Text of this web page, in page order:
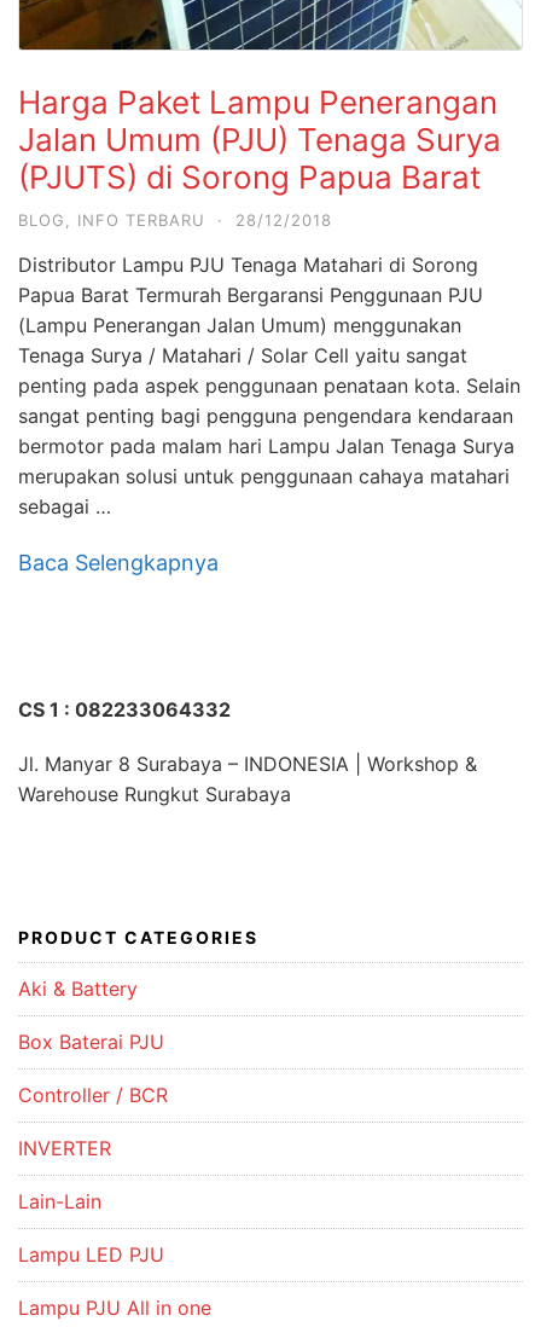
Harga Paket Lampu Penerangan
Jalan Umum (PJU) Tenaga Surya
(PJUTS) di Sorong Papua Barat
BLOG INFO TERBARU · 28/12/2018
Distributor Lampu PJU Tenaga Matahari di Sorong
Papua Barat Termurah Bergaransi Penggunaan PJU
(Lampu Penerangan Jalan Umum) menggunakan
Tenaga Surya / Matahari / Solar Cell yaitu sangat
penting pada aspek penggunaan penataan kota. Selain
sangat penting bagi pengguna pengendara kendaraan
bermotor pada malam hari Lampu Jalan Tenaga Surya
merupakan solusi untuk penggunaan cahaya matahari
sebagai …
Baca Selengkapnya
CS 1 : 082233064332
Jl. Manyar 8 Surabaya – INDONESIA | Workshop &
Warehouse Rungkut Surabaya
PRODUCT CATEGORIES
Aki & Battery
Box Baterai PJU
Controller / BCR
INVERTER
Lain-Lain
Lampu LED PJU
Lampu PJU All in one